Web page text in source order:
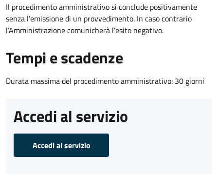
Il procedimento amministrativo si conclude positivamente
senza l’emissione di un provvedimento. In caso contrario
l’Amministrazione comunicherà l’esito negativo.
Tempi e scadenze
Durata massima del procedimento amministrativo: 30 giorni
Accedi al servizio
Accedi al servizio